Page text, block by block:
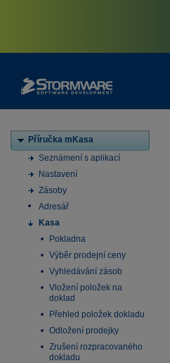
Příručka mKasa
Seznámení s aplikací
Nastavení
Zásoby
Adresář
Kasa
Pokladna
Výběr prodejní ceny
Vyhledávání zásob
Vložení položek na
doklad
Přehled položek dokladu
Odložení prodejky
Zrušení rozpracovaného
dokladu